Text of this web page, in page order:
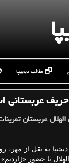
مطالب دیجیپا
عربستانی
الهلال عربستان
به نقل از مهر،